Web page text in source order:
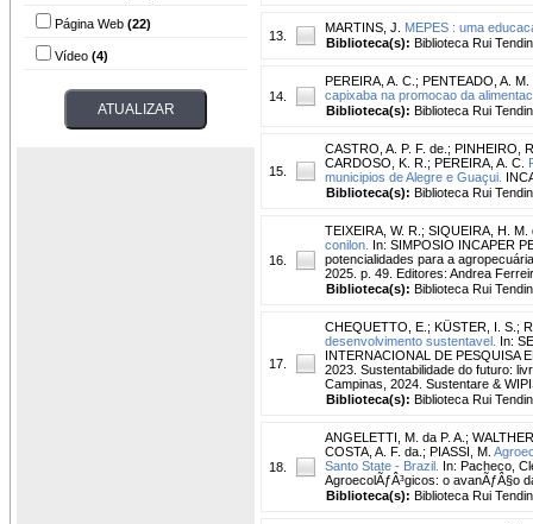
Página Web (22)
Vídeo (4)
13.
MARTINS, J.
MEPES : uma
Biblioteca(s): Biblioteca Rui
14.
PEREIRA, A. C. ; PENTEADO, A. M.
capixaba na promocao da
Biblioteca(s): Biblioteca Rui
15.
CASTRO, A. P. F. de. ; PINHEIRO,
CARDOSO, K. R. ; PEREIRA, A. C.
municipios de Alegre e Guaçui.
Biblioteca(s): Biblioteca Rui
16.
TEIXEIRA, W. R. ; SIQUEIRA, H. M.
conilon. In: SIMPOSIO INCAPER
potencialidades para a
2025. p. 49. Editores: Andrea
Biblioteca(s): Biblioteca Rui
17.
CHEQUETTO, E. ; KÜSTER, I. S. ;
desenvolvimento sustentavel. In:
INTERNACIONAL DE PESQUISA
2023. Sustentabilidade do futuro:
Campinas, 2024. Sustentare &
Biblioteca(s): Biblioteca Rui
18.
ANGELETTI, M. da P. A. ;
COSTA, A. F. da. ; PIASSI, M.
Santo State - Brazil. In: Pacheco,
AgroecolÃƒÂ³gicos: o avanÃƒÂ§o
Biblioteca(s): Biblioteca Rui